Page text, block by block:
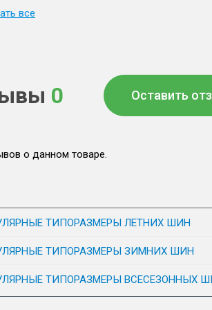
все
0 Оставить
о данном товаре.
ТИПОРАЗМЕРЫ ЛЕТНИХ ШИН
ТИПОРАЗМЕРЫ ЗИМНИХ ШИН
ТИПОРАЗМЕРЫ ВСЕСЕЗОННЫХ